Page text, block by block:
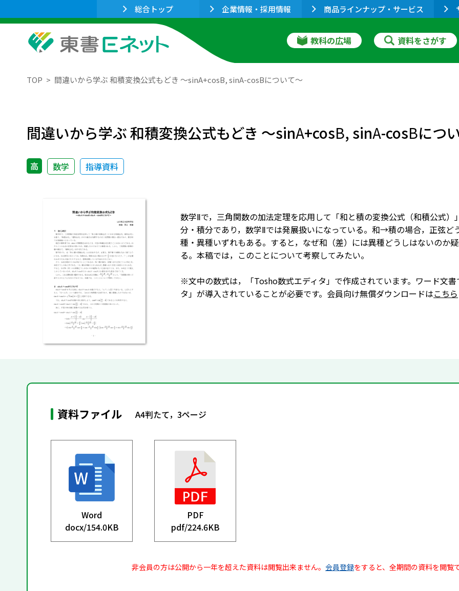
総合トップ 企業情報・採用情報 商品ラインナップ・サービス
教科の広場 資料をさがす
TOP 間違いから学ぶ 和積変換公式もどき ～sinA+cosB, sinA-cosBについて～
間違いから学ぶ 和積変換公式もどき ～sinA+cosB, sinA-cosBにつ
高 数学 指導資料
数学Ⅱで，三角関数の加法定理を応用して「和と積の変換公式（和積公式
分・積分であり，数学Ⅱでは発展扱いになっている。和→積の場合，正弦
種・異種いずれもある。すると，なぜ和（差）には異種どうしはないのか
る。本稿では，このことについて考察してみたい。
※文中の数式は，「Tosho数式エディタ」で作成されています。ワード文
タ」が導入されていることが必要です。会員向け無償ダウンロードはこちら
資料ファイル A4判たて，3ページ
Word
docx/154.0KB
PDF
pdf/224.6KB
非会員の方は公開から一年を超えた資料は閲覧出来ません。 会員登録をすると、全期間の資料を閲覧